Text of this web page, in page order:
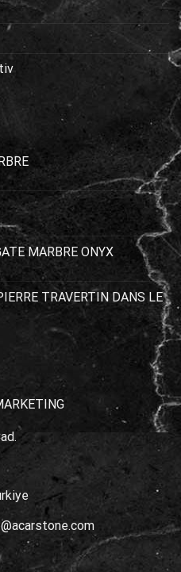
MARBRE ONYX
TRAVERTIN DANS LE